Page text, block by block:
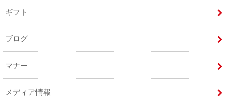
ギフト
ブログ
マナー
メディア情報